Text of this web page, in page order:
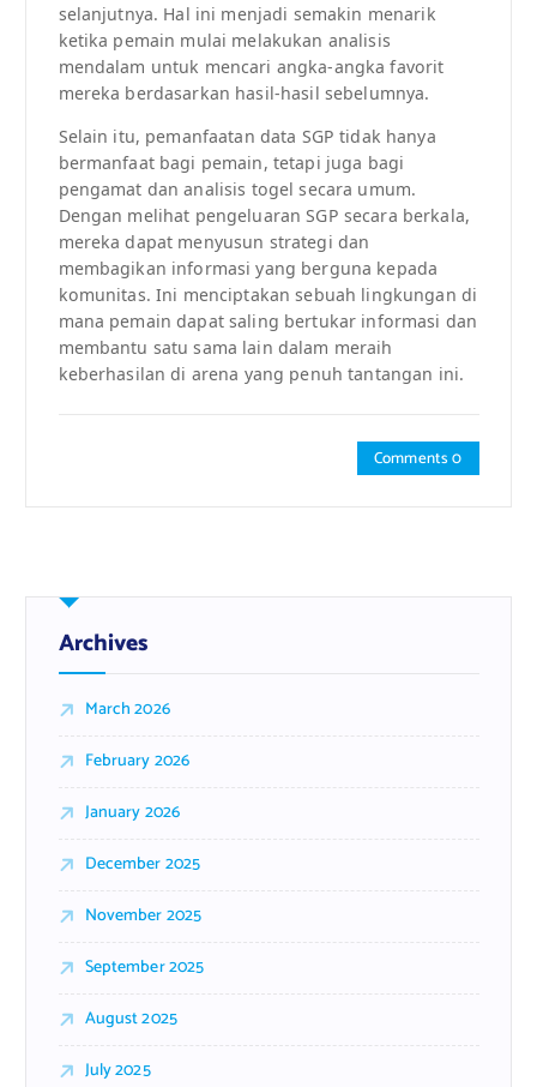
selanjutnya. Hal ini menjadi semakin menarik
ketika pemain mulai melakukan analisis
mendalam untuk mencari angka-angka favorit
mereka berdasarkan hasil-hasil sebelumnya.
Selain itu, pemanfaatan data SGP tidak hanya
bermanfaat bagi pemain, tetapi juga bagi
pengamat dan analisis togel secara umum.
Dengan melihat pengeluaran SGP secara berkala,
mereka dapat menyusun strategi dan
membagikan informasi yang berguna kepada
komunitas. Ini menciptakan sebuah lingkungan di
mana pemain dapat saling bertukar informasi dan
membantu satu sama lain dalam meraih
keberhasilan di arena yang penuh tantangan ini.
Comments 0
Archives
March 2026
February 2026
January 2026
December 2025
November 2025
September 2025
August 2025
July 2025